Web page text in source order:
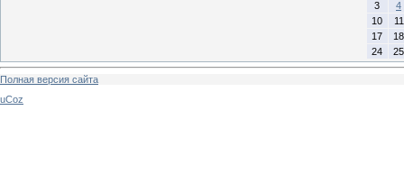
3
4
10
11
17
18
24
25
Полная версия сайта
uCoz